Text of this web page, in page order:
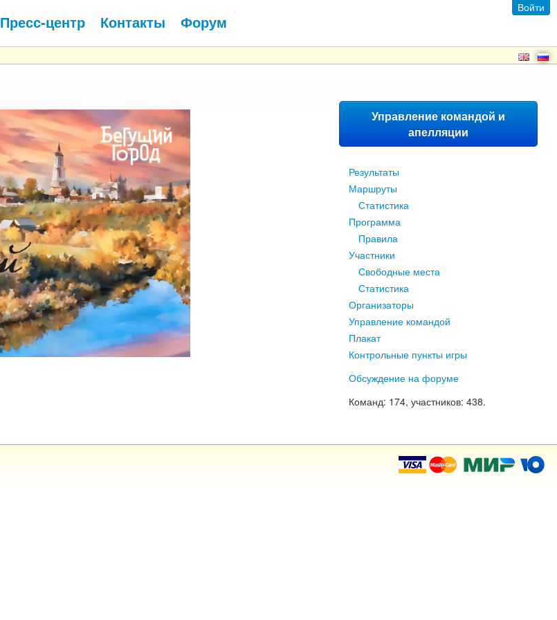
Войти
Пресс-центр Контакты Форум
Управление командой и
апелляции
Результаты
Маршруты
Статистика
Программа
Правила
Участники
Свободные места
Статистика
Организаторы
Управление командой
Плакат
Контрольные пункты игры
Обсуждение на форуме
Команд: 174, участников: 438.